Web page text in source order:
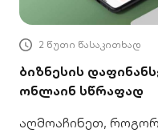
2 წუთი წასაკითხად
ბიზნესის
ონლაინ სწრაფად
აღმოაჩინეთ,